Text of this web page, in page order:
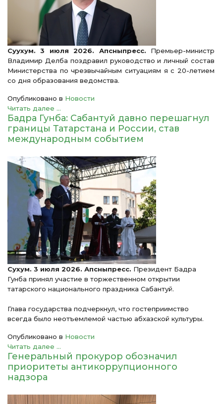
Суухум. 3 июля 2026. Апсныпресс. Премьер-министр
Владимир Делба поздравил руководство и личный состав
Министерства по чрезвычайным ситуациям я с 20-летием
со дня образования ведомства.
Опубликовано в Новости
Читать далее ...
Бадра Гунба: Сабантуй давно перешагнул
границы Татарстана и России, став
международным событием
Сухум. 3 июля 2026. Апсныпресс. Президент Бадра
Гунба принял участие в торжественном открытии
татарского национального праздника Сабантуй.
Глава государства подчеркнул, что гостеприимство
всегда было неотъемлемой частью абхазской культуры.
Опубликовано в Новости
Читать далее ...
Генеральный прокурор обозначил
приоритеты антикоррупционного
надзора